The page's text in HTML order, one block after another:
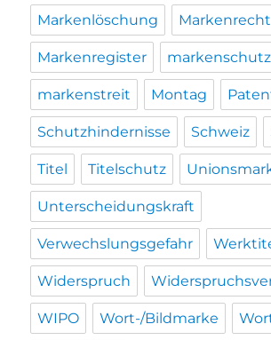
Markenlöschung Markenrecht
Markenregister markenschutz
markenstreit Montag
Schutzhindernisse Schweiz
Titel Titelschutz
Unterscheidungskraft
Verwechslungsgefahr
Widerspruch
WIPO Wort-/Bildmarke